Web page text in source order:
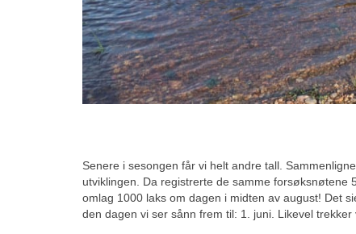
Senere i sesongen får vi helt andre tall.
utviklingen. Da registrerte de samme forsøksnøtene
omlag 1000 laks om dagen i midten av august! Det
den dagen vi ser sånn frem til: 1. juni. Likevel